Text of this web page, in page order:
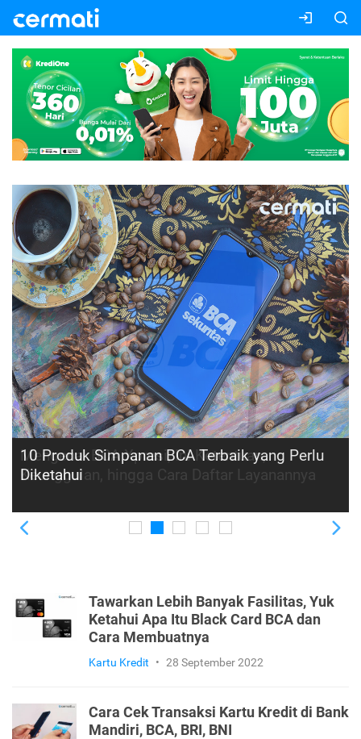
Mengenal BCA Xpresi, Ini Ketentuan,
Keunggulan, hingga Cara Daftar Layanannya
Tawarkan Lebih Banyak Fasilitas, Yuk
Ketahui Apa Itu Black Card BCA dan
Cara Membuatnya
Kartu Kredit • 28 September 2022
Cara Cek Transaksi Kartu Kredit di Bank
Mandiri, BCA, BRI, BNI